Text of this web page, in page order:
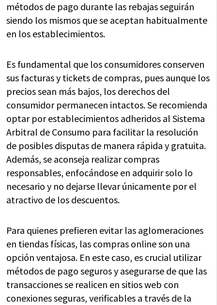
métodos de pago durante las rebajas seguirán
siendo los mismos que se aceptan habitualmente
en los establecimientos.
Es fundamental que los consumidores conserven
sus facturas y tickets de compras, pues aunque los
precios sean más bajos, los derechos del
consumidor permanecen intactos. Se recomienda
optar por establecimientos adheridos al Sistema
Arbitral de Consumo para facilitar la resolución
de posibles disputas de manera rápida y gratuita.
Además, se aconseja realizar compras
responsables, enfocándose en adquirir solo lo
necesario y no dejarse llevar únicamente por el
atractivo de los descuentos.
Para quienes prefieren evitar las aglomeraciones
en tiendas físicas, las compras online son una
opción ventajosa. En este caso, es crucial utilizar
métodos de pago seguros y asegurarse de que las
transacciones se realicen en sitios web con
conexiones seguras, verificables a través de la